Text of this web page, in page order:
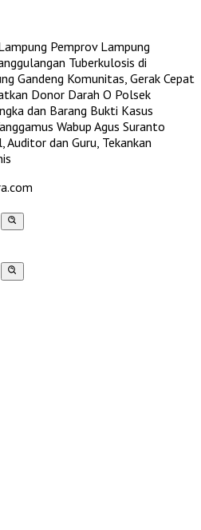
Pemprov Lampung
Tuberkulosis di
Gandeng Komunitas, Gerak Cepat
Donor Darah O Polsek
dan Barang Bukti Kasus
Wabup Agus Suranto
dan Guru, Tekankan